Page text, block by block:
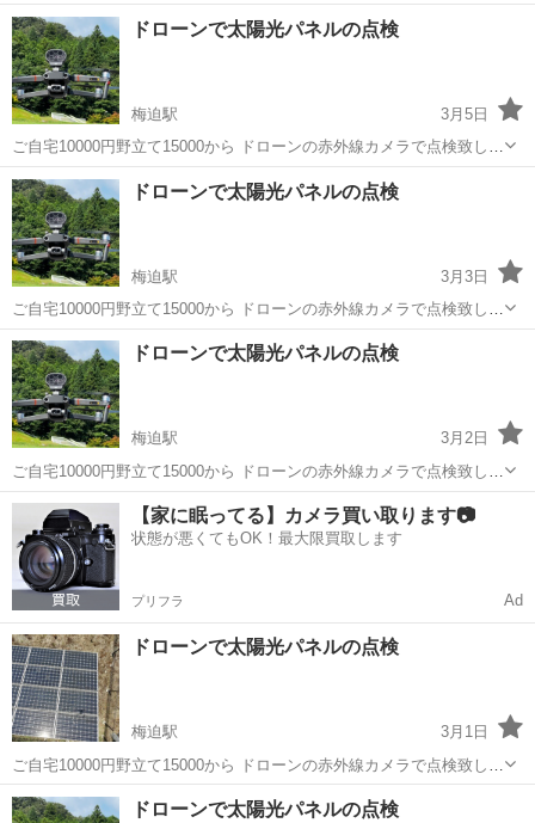
新設、分電盤交換 ブレーカー交換 電圧変更など 何でも対応致します
お気軽に相談してください。 宜しくお願いします。
京都 京都市 電気工事
ドローンで太陽光パネルの点検
梅迫駅
3月5日
ご自宅10000円野立て15000から ドローンの赤外線カメラで点検致しま
す 設置から時間が数年経った、発電量が減った気が… そう思えばまず
チェックしてみては？ 夏には野立ての草刈りも承っております
京都 綾部市 電気工事 ドローン
ドローンで太陽光パネルの点検
梅迫駅
3月3日
ご自宅10000円野立て15000から ドローンの赤外線カメラで点検致しま
す 設置から時間が数年経った、発電量が減った気が… そう思えばまず
チェックしてみては？ 夏には野立ての草刈りも承っております
京都 綾部市 電気工事 ドローン
ドローンで太陽光パネルの点検
梅迫駅
3月2日
ご自宅10000円野立て15000から ドローンの赤外線カメラで点検致しま
す 設置から時間が数年経った、発電量が減った気が… そう思えばまず
チェックしてみては？ 夏には野立ての草刈りも承っております
京都 綾部市 梅迫駅 電気工事 ドローン
【家に眠ってる】カメラ買い取ります📷
状態が悪くてもOK！最大限買取します
プリフラ Ad
ドローンで太陽光パネルの点検
梅迫駅
3月1日
ご自宅10000円野立て15000から ドローンの赤外線カメラで点検致しま
す 設置から時間が数年経った、発電量が減った気が… そう思えばまず
チェックしてみては？ 夏には野立ての草刈りも承っております
京都 綾部市 電気工事 ドローン
ドローンで太陽光パネルの点検